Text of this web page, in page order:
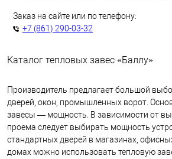
Заказ на сайте или по телефону:
+7 (861) 290-03-32
Каталог тепловых завес «Баллу»
Производитель предлагает большой
дверей, окон, промышленных ворот.
завесы — мощность. В зависимости от
проема следует выбирать мощность
стандартных дверей в магазинах,
домах можно использовать тепловую